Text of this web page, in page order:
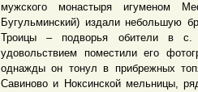
мужского монастыря игуменом
Бугульминский) издали небольшую
Троицы – подворья обители в
удовольствием поместили его
однажды он тонул в прибрежных
Савиново и Ноксинской мельницы,